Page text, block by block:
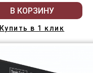
В КОРЗИНУ
Купить в 1 клик